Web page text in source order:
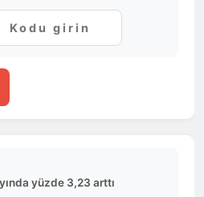
yüzde 3,23 arttı